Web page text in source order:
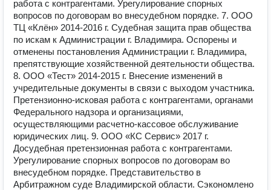
работа с контрагентами. Урегулирование спорных
вопросов по договорам во внесудебном порядке. 7. ООО
ТЦ «Клён» 2014-2016 г. Судебная защита прав общества
по искам к Администрации г. Владимира. Оспорены и
отменены постановления Администрации г. Владимира,
препятствующие хозяйственной деятельности общества.
8. ООО «Тест» 2014-2015 г. Внесение изменений в
учредительные документы в связи с выходом участника.
Претензионно-исковая работа с контрагентами, органами
Федерального надзора и организациями,
осуществляющими расчетно-кассовое обслуживание
юридических лиц. 9. ООО «КС Сервис» 2017 г.
Досудебная претензионная работа с контрагентами.
Урегулирование спорных вопросов по договорам во
внесудебном порядке. Представительство в
Арбитражном суде Владимирской области. Сэкономлено